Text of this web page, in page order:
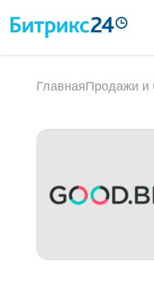
ГлавнаяПродажи и